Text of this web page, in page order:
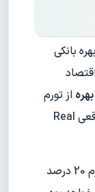
بانکی
از تورم
به دست می‌آید. به این بهره، نرخ بهره واقعی Real
برای مثال زمانی که بهره بانکی 15 اما تورم 20 درصد